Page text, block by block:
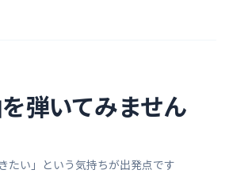
弾いてみません
たい」という気持ちが出発点です